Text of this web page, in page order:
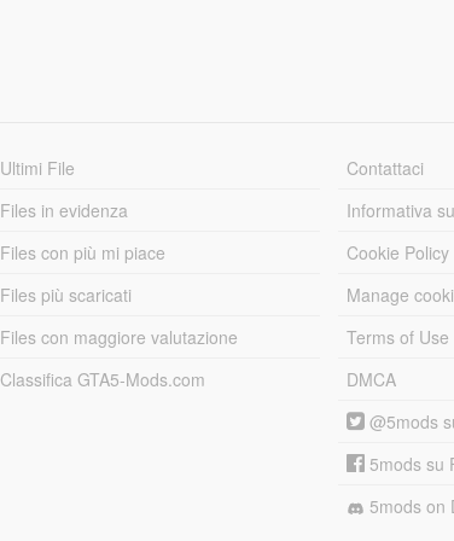
Ultimi File
Files in evidenza
Files con più mi piace
Files più scaricati
Files con maggiore valutazione
Classifica GTA5-Mods.com
Contattaci
Informativa
Cookie Policy
Manage
Terms of Use
DMCA
@5mods
5mods su
5mods on